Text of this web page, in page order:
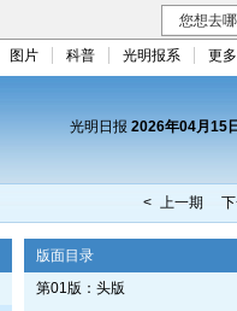
您想去
图片 科普 光明报系 更
光明日报 2026年04月15
< 上一期
版面目录
第01版：头版